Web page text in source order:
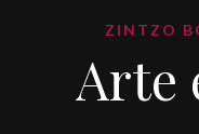
ZINTZO
Arte